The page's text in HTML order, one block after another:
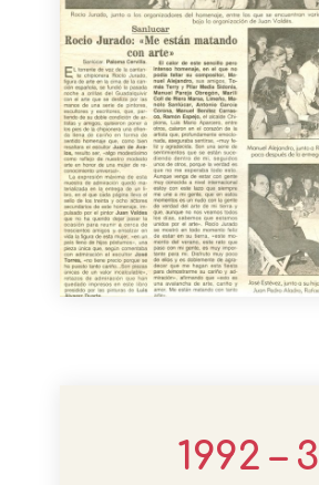
1992 – 3